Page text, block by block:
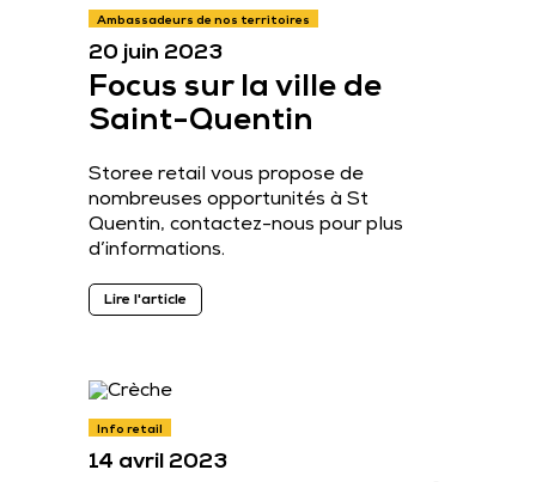
Ambassadeurs de nos territoires
20 juin 2023
Focus sur la ville de
Saint-Quentin
Storee retail vous propose de
nombreuses opportunités à St
Quentin, contactez-nous pour plus
d’informations.
Lire l'article
Info retail
14 avril 2023